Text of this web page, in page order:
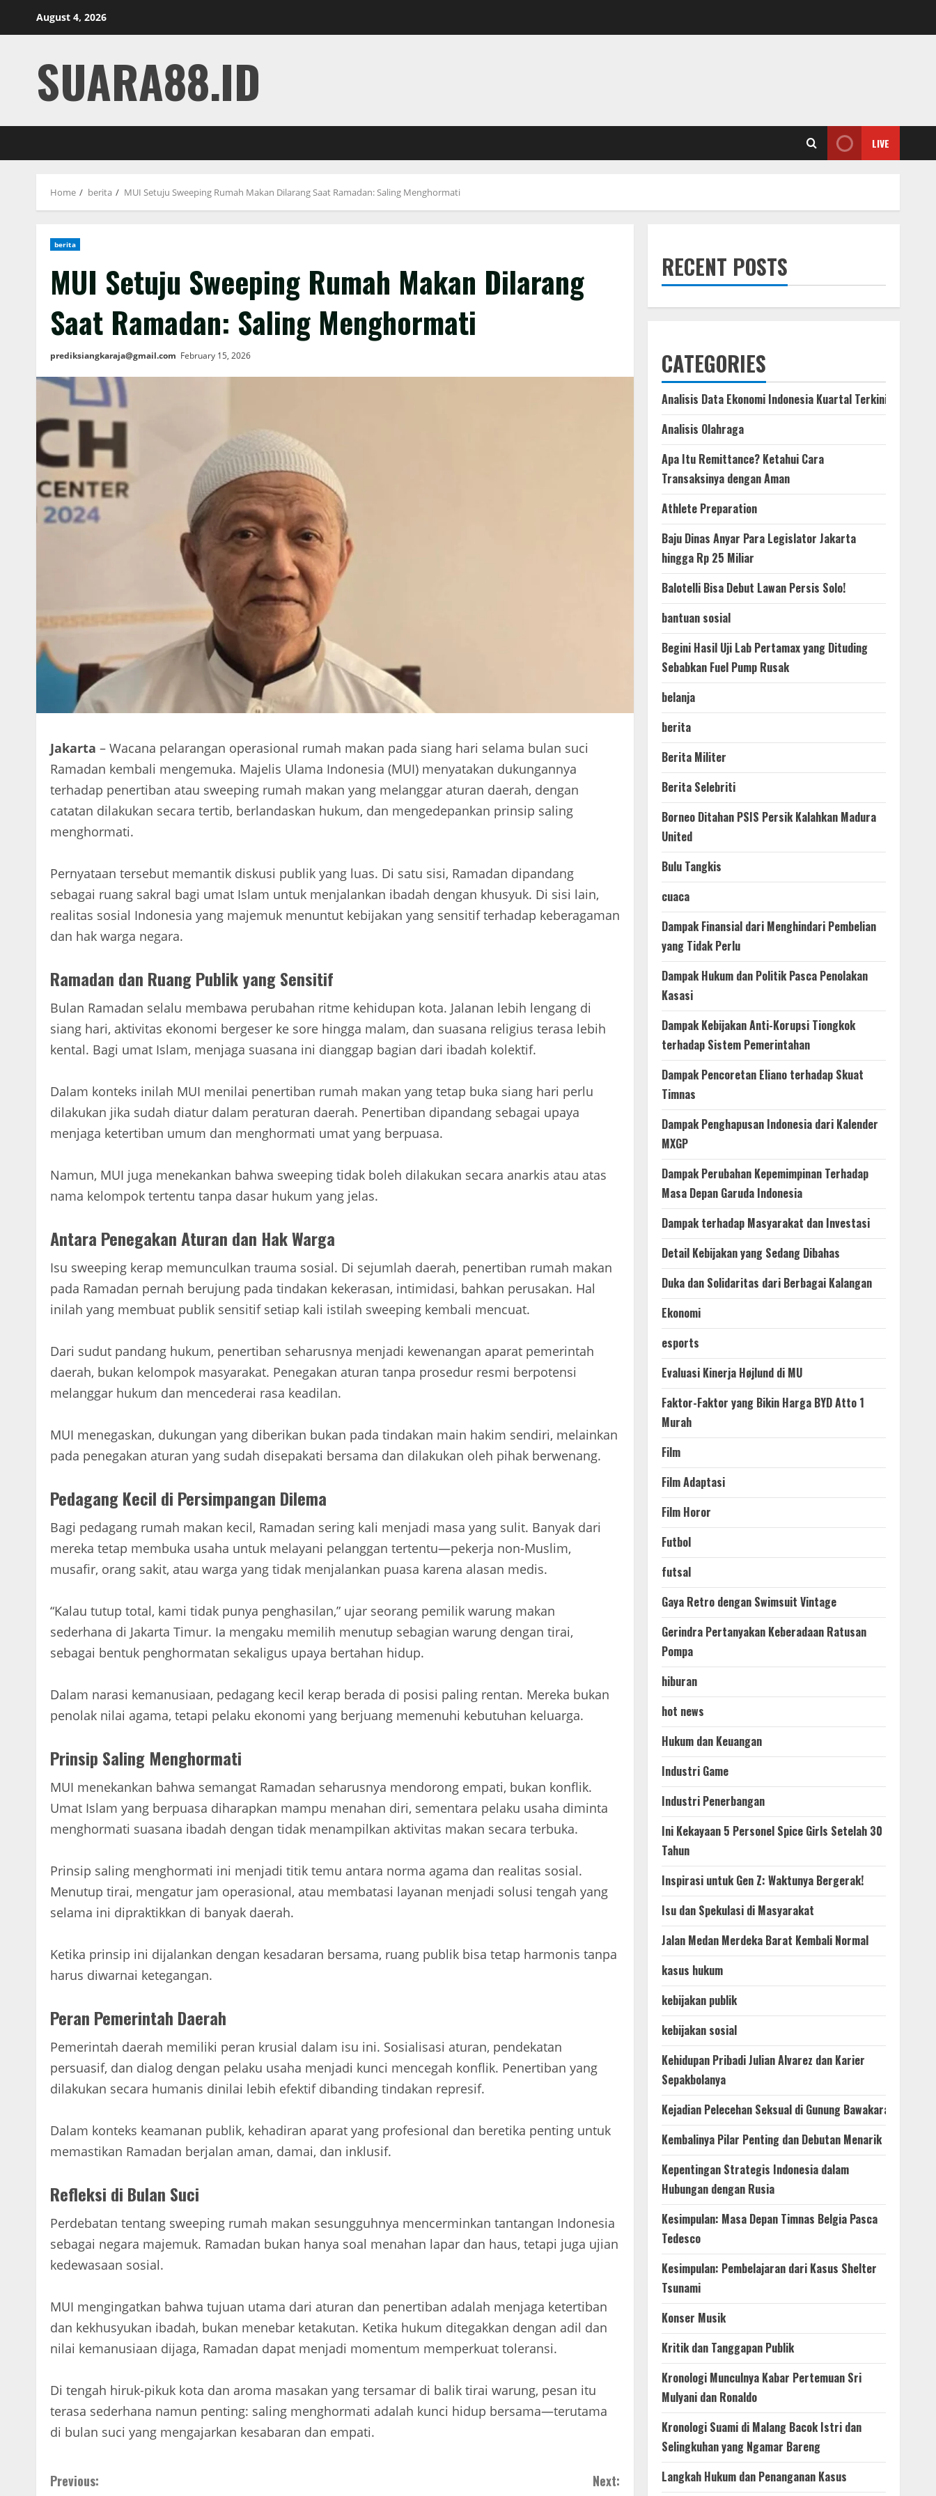
August 4, 2026
SUARA88.ID
LIVE
Home berita MUI Setuju Sweeping Rumah Makan Dilarang Saat Ramadan: Saling Menghormati
berita
MUI Setuju Sweeping Rumah Makan Dilarang
Saat Ramadan: Saling Menghormati
prediksiangkaraja@gmail.com February 15, 2026
Jakarta – Wacana pelarangan operasional rumah makan pada siang hari selama bulan suci
Ramadan kembali mengemuka. Majelis Ulama Indonesia (MUI) menyatakan dukungannya
terhadap penertiban atau sweeping rumah makan yang melanggar aturan daerah, dengan
catatan dilakukan secara tertib, berlandaskan hukum, dan mengedepankan prinsip saling
menghormati.
Pernyataan tersebut memantik diskusi publik yang luas. Di satu sisi, Ramadan dipandang
sebagai ruang sakral bagi umat Islam untuk menjalankan ibadah dengan khusyuk. Di sisi lain,
realitas sosial Indonesia yang majemuk menuntut kebijakan yang sensitif terhadap keberagaman
dan hak warga negara.
Ramadan dan Ruang Publik yang Sensitif
Bulan Ramadan selalu membawa perubahan ritme kehidupan kota. Jalanan lebih lengang di
siang hari, aktivitas ekonomi bergeser ke sore hingga malam, dan suasana religius terasa lebih
kental. Bagi umat Islam, menjaga suasana ini dianggap bagian dari ibadah kolektif.
Dalam konteks inilah MUI menilai penertiban rumah makan yang tetap buka siang hari perlu
dilakukan jika sudah diatur dalam peraturan daerah. Penertiban dipandang sebagai upaya
menjaga ketertiban umum dan menghormati umat yang berpuasa.
Namun, MUI juga menekankan bahwa sweeping tidak boleh dilakukan secara anarkis atau atas
nama kelompok tertentu tanpa dasar hukum yang jelas.
Antara Penegakan Aturan dan Hak Warga
Isu sweeping kerap memunculkan trauma sosial. Di sejumlah daerah, penertiban rumah makan
pada Ramadan pernah berujung pada tindakan kekerasan, intimidasi, bahkan perusakan. Hal
inilah yang membuat publik sensitif setiap kali istilah sweeping kembali mencuat.
Dari sudut pandang hukum, penertiban seharusnya menjadi kewenangan aparat pemerintah
daerah, bukan kelompok masyarakat. Penegakan aturan tanpa prosedur resmi berpotensi
melanggar hukum dan mencederai rasa keadilan.
MUI menegaskan, dukungan yang diberikan bukan pada tindakan main hakim sendiri, melainkan
pada penegakan aturan yang sudah disepakati bersama dan dilakukan oleh pihak berwenang.
Pedagang Kecil di Persimpangan Dilema
Bagi pedagang rumah makan kecil, Ramadan sering kali menjadi masa yang sulit. Banyak dari
mereka tetap membuka usaha untuk melayani pelanggan tertentu—pekerja non-Muslim,
musafir, orang sakit, atau warga yang tidak menjalankan puasa karena alasan medis.
“Kalau tutup total, kami tidak punya penghasilan,” ujar seorang pemilik warung makan
sederhana di Jakarta Timur. Ia mengaku memilih menutup sebagian warung dengan tirai,
sebagai bentuk penghormatan sekaligus upaya bertahan hidup.
Dalam narasi kemanusiaan, pedagang kecil kerap berada di posisi paling rentan. Mereka bukan
penolak nilai agama, tetapi pelaku ekonomi yang berjuang memenuhi kebutuhan keluarga.
Prinsip Saling Menghormati
MUI menekankan bahwa semangat Ramadan seharusnya mendorong empati, bukan konflik.
Umat Islam yang berpuasa diharapkan mampu menahan diri, sementara pelaku usaha diminta
menghormati suasana ibadah dengan tidak menampilkan aktivitas makan secara terbuka.
Prinsip saling menghormati ini menjadi titik temu antara norma agama dan realitas sosial.
Menutup tirai, mengatur jam operasional, atau membatasi layanan menjadi solusi tengah yang
selama ini dipraktikkan di banyak daerah.
Ketika prinsip ini dijalankan dengan kesadaran bersama, ruang publik bisa tetap harmonis tanpa
harus diwarnai ketegangan.
Peran Pemerintah Daerah
Pemerintah daerah memiliki peran krusial dalam isu ini. Sosialisasi aturan, pendekatan
persuasif, dan dialog dengan pelaku usaha menjadi kunci mencegah konflik. Penertiban yang
dilakukan secara humanis dinilai lebih efektif dibanding tindakan represif.
Dalam konteks keamanan publik, kehadiran aparat yang profesional dan beretika penting untuk
memastikan Ramadan berjalan aman, damai, dan inklusif.
Refleksi di Bulan Suci
Perdebatan tentang sweeping rumah makan sesungguhnya mencerminkan tantangan Indonesia
sebagai negara majemuk. Ramadan bukan hanya soal menahan lapar dan haus, tetapi juga ujian
kedewasaan sosial.
MUI mengingatkan bahwa tujuan utama dari aturan dan penertiban adalah menjaga ketertiban
dan kekhusyukan ibadah, bukan menebar ketakutan. Ketika hukum ditegakkan dengan adil dan
nilai kemanusiaan dijaga, Ramadan dapat menjadi momentum memperkuat toleransi.
Di tengah hiruk-pikuk kota dan aroma masakan yang tersamar di balik tirai warung, pesan itu
terasa sederhana namun penting: saling menghormati adalah kunci hidup bersama—terutama
di bulan suci yang mengajarkan kesabaran dan empati.
Continue
Previous:
Next:
RECENT POSTS
CATEGORIES
Analisis Data Ekonomi Indonesia Kuartal Terkini
Analisis Olahraga
Apa Itu Remittance? Ketahui Cara
Transaksinya dengan Aman
Athlete Preparation
Baju Dinas Anyar Para Legislator Jakarta
hingga Rp 25 Miliar
Balotelli Bisa Debut Lawan Persis Solo!
bantuan sosial
Begini Hasil Uji Lab Pertamax yang Dituding
Sebabkan Fuel Pump Rusak
belanja
berita
Berita Militer
Berita Selebriti
Borneo Ditahan PSIS Persik Kalahkan Madura
United
Bulu Tangkis
cuaca
Dampak Finansial dari Menghindari Pembelian
yang Tidak Perlu
Dampak Hukum dan Politik Pasca Penolakan
Kasasi
Dampak Kebijakan Anti-Korupsi Tiongkok
terhadap Sistem Pemerintahan
Dampak Pencoretan Eliano terhadap Skuat
Timnas
Dampak Penghapusan Indonesia dari Kalender
MXGP
Dampak Perubahan Kepemimpinan Terhadap
Masa Depan Garuda Indonesia
Dampak terhadap Masyarakat dan Investasi
Detail Kebijakan yang Sedang Dibahas
Duka dan Solidaritas dari Berbagai Kalangan
Ekonomi
esports
Evaluasi Kinerja Højlund di MU
Faktor-Faktor yang Bikin Harga BYD Atto 1
Murah
Film
Film Adaptasi
Film Horor
Futbol
futsal
Gaya Retro dengan Swimsuit Vintage
Gerindra Pertanyakan Keberadaan Ratusan
Pompa
hiburan
hot news
Hukum dan Keuangan
Industri Game
Industri Penerbangan
Ini Kekayaan 5 Personel Spice Girls Setelah 30
Tahun
Inspirasi untuk Gen Z: Waktunya Bergerak!
Isu dan Spekulasi di Masyarakat
Jalan Medan Merdeka Barat Kembali Normal
kasus hukum
kebijakan publik
kebijakan sosial
Kehidupan Pribadi Julian Alvarez dan Karier
Sepakbolanya
Kejadian Pelecehan Seksual di Gunung Bawakaraeng
Kembalinya Pilar Penting dan Debutan Menarik
Kepentingan Strategis Indonesia dalam
Hubungan dengan Rusia
Kesimpulan: Masa Depan Timnas Belgia Pasca
Tedesco
Kesimpulan: Pembelajaran dari Kasus Shelter
Tsunami
Konser Musik
Kritik dan Tanggapan Publik
Kronologi Munculnya Kabar Pertemuan Sri
Mulyani dan Ronaldo
Kronologi Suami di Malang Bacok Istri dan
Selingkuhan yang Ngamar Bareng
Langkah Hukum dan Penanganan Kasus